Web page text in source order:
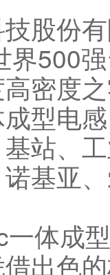
股份
界500
密度
型电
站、
基亚
体成
出色